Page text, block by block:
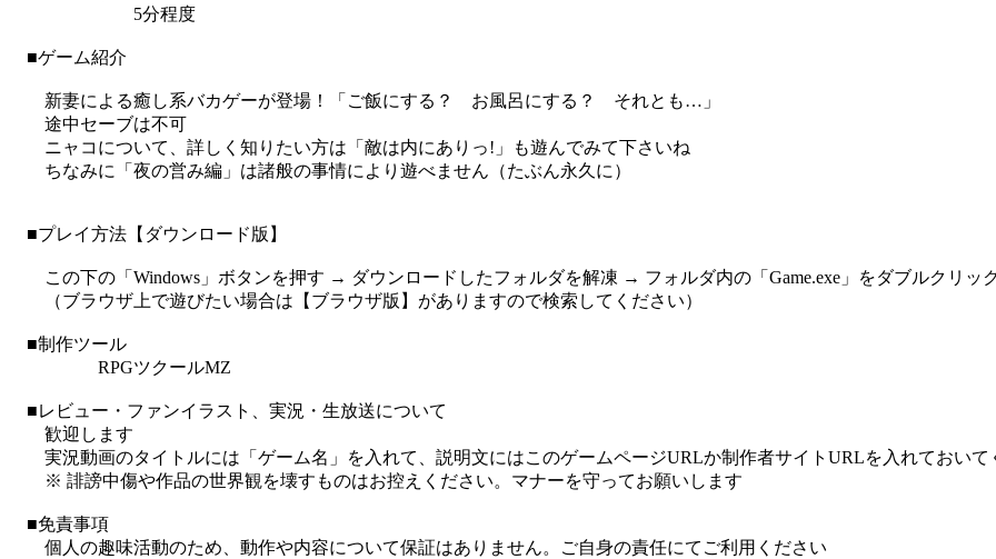
5分程度
■ゲーム紹介
新妻による癒し系バカゲーが登場！「ご飯にする？ お風呂にする？ それとも…」
途中セーブは不可
ニャコについて、詳しく知りたい方は「敵は内にありっ!」も遊んでみて下さいね
ちなみに「夜の営み編」は諸般の事情により遊べません（たぶん永久に）
■プレイ方法【ダウンロード版】
この下の「Windows」ボタンを押す → ダウンロードしたフォルダを解凍 → フォルダ内の「Game.exe」をダブルクリッ
（ブラウザ上で遊びたい場合は【ブラウザ版】がありますので検索してください）
■制作ツール
RPGツクールMZ
■レビュー・ファンイラスト、実況・生放送について
歓迎します
実況動画のタイトルには「ゲーム名」を入れて、説明文にはこのゲームページURLか制作者サイトURLを入れておいて
※ 誹謗中傷や作品の世界観を壊すものはお控えください。マナーを守ってお願いします
■免責事項
個人の趣味活動のため、動作や内容について保証はありません。ご自身の責任にてご利用ください